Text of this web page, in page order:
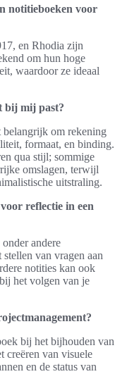
notitieboeken voor
en Rhodia zijn
om hun hoge
waardoor ze ideaal
bij mij past?
belangrijk om rekening
formaat, en binding.
qua stijl; sommige
omslagen, terwijl
uitstraling.
reflectie in een
andere
van vragen aan
notities kan ook
het volgen van je
bij het bijhouden van
creëren van visuele
en de status van